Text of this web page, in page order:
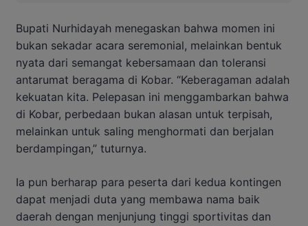
Bupati Nurhidayah menegaskan bahwa momen ini
bukan sekadar acara seremonial, melainkan bentuk
nyata dari semangat kebersamaan dan toleransi
antarumat beragama di Kobar. “Keberagaman adalah
kekuatan kita. Pelepasan ini menggambarkan bahwa
di Kobar, perbedaan bukan alasan untuk terpisah,
melainkan untuk saling menghormati dan berjalan
berdampingan,” tuturnya.
Ia pun berharap para peserta dari kedua kontingen
dapat menjadi duta yang membawa nama baik
daerah dengan menjunjung tinggi sportivitas dan